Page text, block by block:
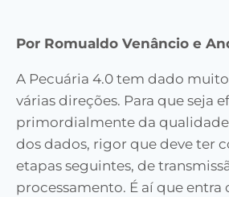
Por Romualdo Venâncio e
A Pecuária 4.0 tem dado
várias direções. Para que seja
primordialmente da qualidade
dos dados, rigor que deve ter
etapas seguintes, de
processamento. É aí que entra